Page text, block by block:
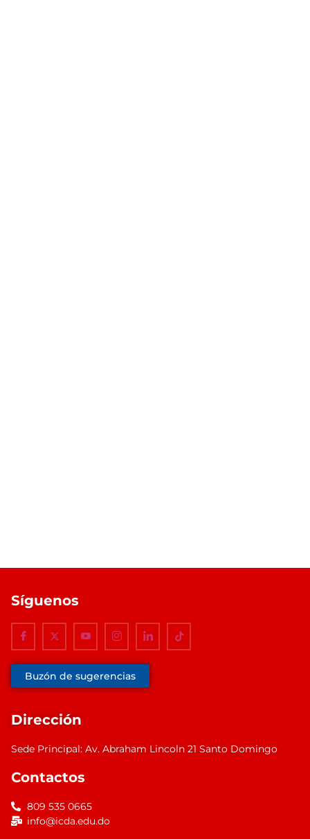
Síguenos
Buzón de sugerencias
Dirección
Sede Principal: Av. Abraham Lincoln 21 Santo Domingo
Contactos
809 535 0665
info@icda.edu.do